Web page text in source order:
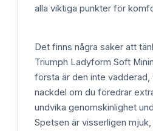
alla viktiga punkter för
Det finns några saker att
Triumph Ladyform Soft
första är den inte vadderad,
nackdel om du föredrar
undvika genomskinlighet
Spetsen är visserligen